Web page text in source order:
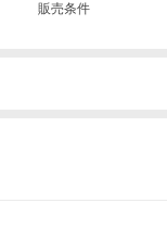
販売条件